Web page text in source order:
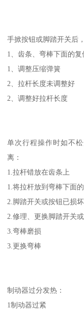
手掀按钮或脚踏开关后
1、齿条、弯棒下面的
1、调整压缩弹簧
2、拉杆长度未调整好
2、调整好拉杆长度
单次行程操作时如不
离：
1.拉杆错放在齿条上
1.将拉杆放到弯棒下面
2.脚踏开关或按钮已损坏
2.修理、更换脚踏开关
3.弯棒磨损
3.更换弯棒
制动器过分发热：
1制动器过紧